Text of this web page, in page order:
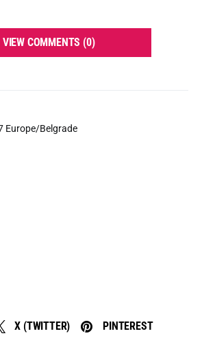
Europe/Belgrade
X (TWITTER)
PINTEREST
VIEW COMMENTS (0)